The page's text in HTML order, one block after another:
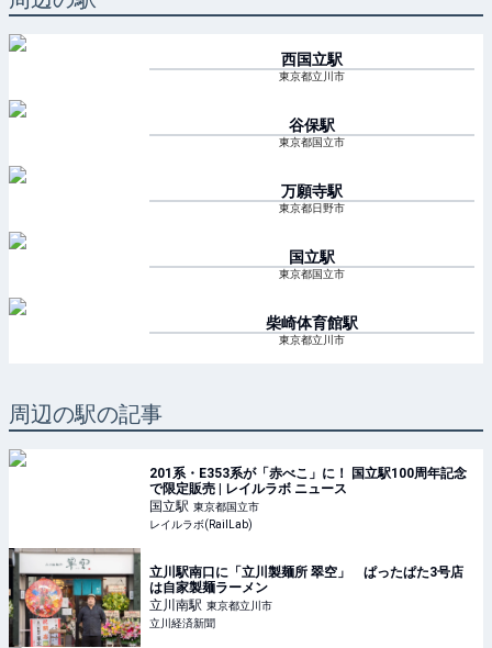
西国立駅
東京都立川市
谷保駅
東京都国立市
万願寺駅
東京都日野市
国立駅
東京都国立市
柴崎体育館駅
東京都立川市
周辺の駅の記事
201系・E353系が「赤べこ」に！ 国立駅100周年記念
で限定販売 | レイルラボ ニュース
国立駅 東京都国立市
レイルラボ(RailLab)
立川駅南口に「立川製麺所 翠空」 ぱったぱた3号店
は自家製麺ラーメン
立川南駅 東京都立川市
立川経済新聞